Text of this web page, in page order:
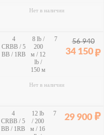
Нет в наличии
4
CRBB / 5
BB / 1RB
8 lb /
200
м / 12
lb /
150 м
7 56 940
34 150
Нет в наличии
4
CRBB / 5
BB / 1RB
12 lb
/ 200
м / 16
7 29 900